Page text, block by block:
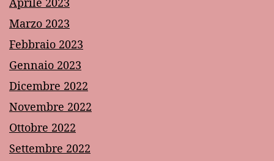
Marzo 2023
Febbraio 2023
Gennaio 2023
Dicembre 2022
Novembre 2022
Ottobre 2022
Settembre 2022